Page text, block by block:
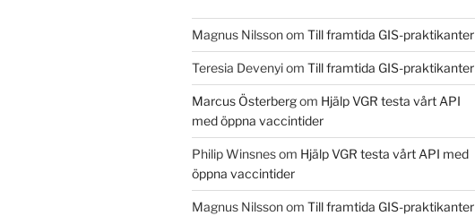
Magnus Nilssonom Till framtida GIS-praktikanter
Teresia Devenyiom Till framtida GIS-praktikanter
Marcus Österbergom Hjälp VGR testa vårt API
med öppna vaccintider
Philip Winsnesom Hjälp VGR testa vårt API med
öppna vaccintider
Magnus Nilssonom Till framtida GIS-praktikanter